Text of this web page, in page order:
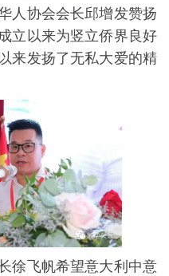
协会会长邱增发赞扬
立以来为竖立侨界良好
来发扬了无私大爱的精
飞帆希望意大利中意